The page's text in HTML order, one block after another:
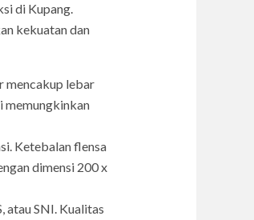
di Kupang.
kekuatan dan
mencakup lebar
memungkinkan
Ketebalan flensa
dimensi 200 x
atau SNI. Kualitas